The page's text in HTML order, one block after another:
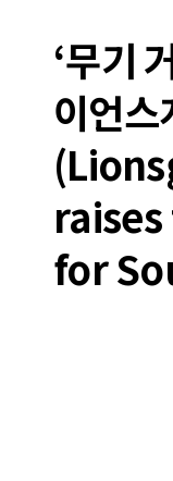
‘무기
이언스
for